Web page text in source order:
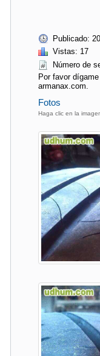
Publicado:
Vistas: 17
Número de
Por favor
armanax.com.
Fotos
Haga clic en la